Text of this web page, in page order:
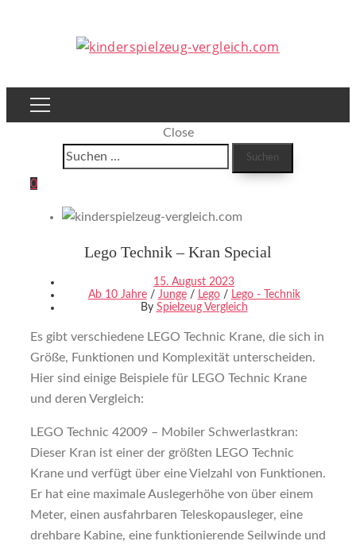
Close
Suchen
nach:
0
Lego Technik – Kran Special
15. August 2023
Ab 10 Jahre/ Junge/ Lego/ Lego - Technik
By Spielzeug Vergleich
Es gibt verschiedene LEGO Technic Krane, die sich in
Größe, Funktionen und Komplexität unterscheiden.
Hier sind einige Beispiele für LEGO Technic Krane
und deren Vergleich:
LEGO Technic 42009 – Mobiler Schwerlastkran:
Dieser Kran ist einer der größten LEGO Technic
Krane und verfügt über eine Vielzahl von Funktionen.
Er hat eine maximale Auslegerhöhe von über einem
Meter, einen ausfahrbaren Teleskopausleger, eine
drehbare Kabine, eine funktionierende Seilwinde und